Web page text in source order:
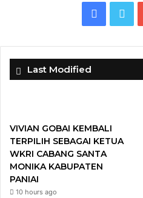
c
o
o
i
Last Modified
VIVIAN GOBAI KEMBALI
TERPILIH SEBAGAI KETUA
WKRI CABANG SANTA
MONIKA KABUPATEN
PANIAI
10 hours ago